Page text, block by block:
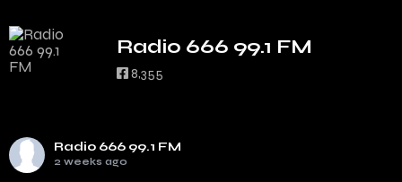
Radio 666 99.1 FM
8,355
Radio 666 99.1 FM
2 weeks ago